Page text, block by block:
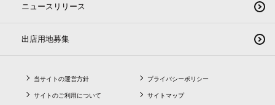
ニュースリリース
出店用地募集
当サイトの運営方針
サイトのご利用について
プライバシーポリシー
サイトマップ